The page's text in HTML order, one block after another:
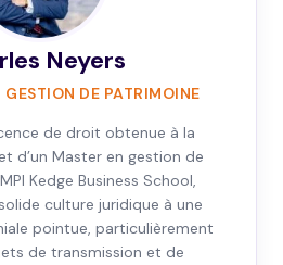
Neyers
GESTION DE PATRIMOINE
de droit obtenue à la
d’un Master en gestion de
Kedge Business School,
culture juridique à une
pointue, particulièrement
de transmission et de